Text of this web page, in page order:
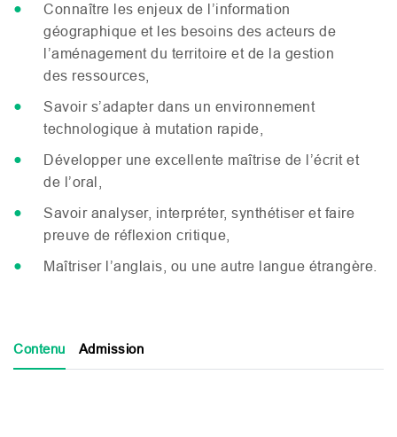
Connaître les enjeux de l’information
géographique et les besoins des acteurs de
l’aménagement du territoire et de la gestion
des ressources,
Savoir s’adapter dans un environnement
technologique à mutation rapide,
Développer une excellente maîtrise de l’écrit et
de l’oral,
Savoir analyser, interpréter, synthétiser et faire
preuve de réflexion critique,
Maîtriser l’anglais, ou une autre langue étrangère.
Contenu Admission